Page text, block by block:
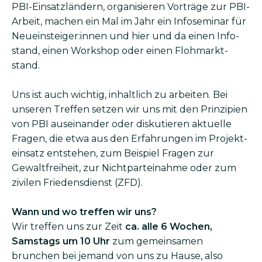
PBI-Einsatzländern, organisieren Vorträge zur PBI-
Arbeit, machen ein Mal im Jahr ein Info­seminar für
Neu­einsteiger:innen und hier und da einen Info­
stand, einen Work­shop oder einen Flohmarkt­
stand.
Uns ist auch wichtig, inhaltlich zu arbeiten. Bei
unseren Treffen setzen wir uns mit den Prinzipien
von PBI auseinander oder diskutieren aktuelle
Fragen, die etwa aus den Erfahrungen im Projekt­
einsatz entstehen, zum Beispiel Fragen zur
Gewalt­freiheit, zur Nicht­parteinahme oder zum
zivilen Friedens­dienst (ZFD).
Wann und wo treffen wir uns?
Wir treffen uns zur Zeit ca. alle 6 Wochen,
Samstags um 10 Uhr zum gemeinsamen
brunchen bei jemand von uns zu Hause, also